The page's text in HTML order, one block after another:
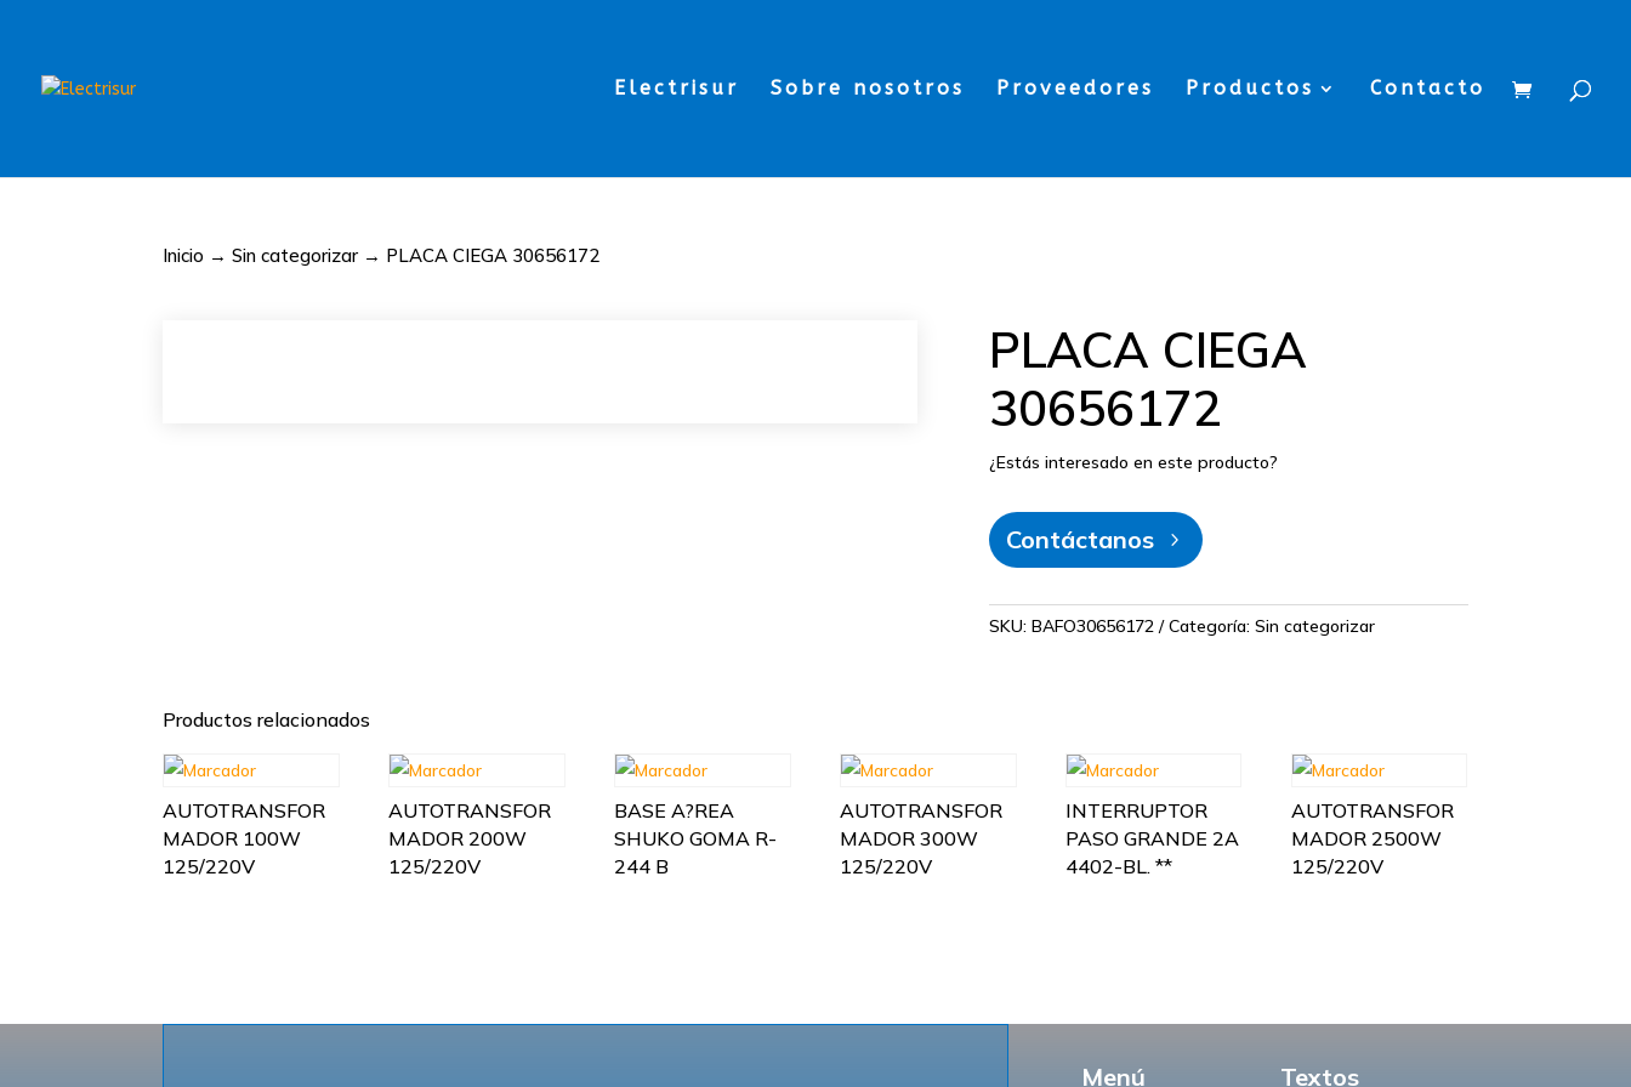
Electrisur Sobre nosotros Proveedores Productos Contacto
Inicio →Sin categorizar → PLACA CIEGA 30656172
PLACA CIEGA
30656172
¿Estás interesado en este producto?
Contáctanos
SKU: BAFO30656172 Categoría: Sin categorizar
Productos relacionados
AUTOTRANSFOR
MADOR 100W
125/220V
AUTOTRANSFOR
MADOR 200W
125/220V
BASE A?REA
SHUKO GOMA R-
244 B
AUTOTRANSFOR
MADOR 300W
125/220V
INTERRUPTOR
PASO GRANDE 2A
4402-BL. **
AUTOTRANSFOR
MADOR 2500W
125/220V
Menú Textos